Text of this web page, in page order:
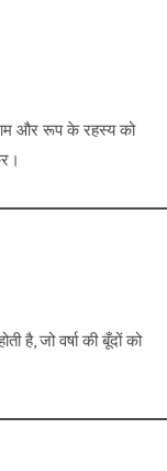
और रूप के रहस्य को
है, जो वर्षा की बूँदों को